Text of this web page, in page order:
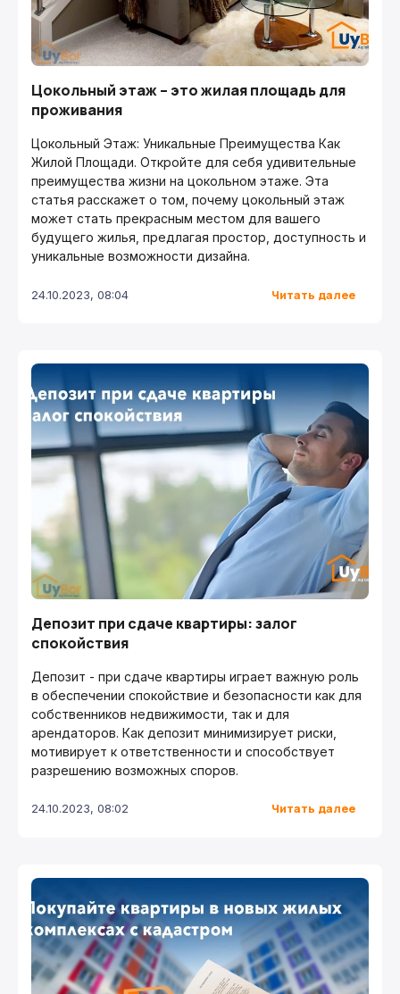
Цокольный этаж – это жилая площадь для
проживания
Цокольный Этаж: Уникальные Преимущества Как
Жилой Площади. Откройте для себя удивительные
преимущества жизни на цокольном этаже. Эта
статья расскажет о том, почему цокольный этаж
может стать прекрасным местом для вашего
будущего жилья, предлагая простор, доступность и
уникальные возможности дизайна.
24.10.2023, 08:04 Читать далее
Депозит при сдаче квартиры: залог
спокойствия
Депозит - при сдаче квартиры играет важную роль
в обеспечении спокойствие и безопасности как для
собственников недвижимости, так и для
арендаторов. Как депозит минимизирует риски,
мотивирует к ответственности и способствует
разрешению возможных споров.
24.10.2023, 08:02 Читать далее